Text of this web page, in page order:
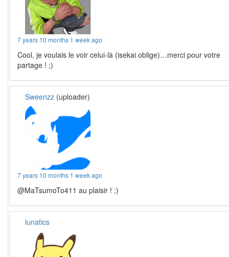
7 years 10 months 1 week ago
Cool, je voulais le voir celui-là (isekai oblige)…merci pour votre
partage ! ;)
Sweenzz (uploader)
7 years 10 months 1 week ago
@MaTsumoTo411 au plaisir ! :)
lunatics